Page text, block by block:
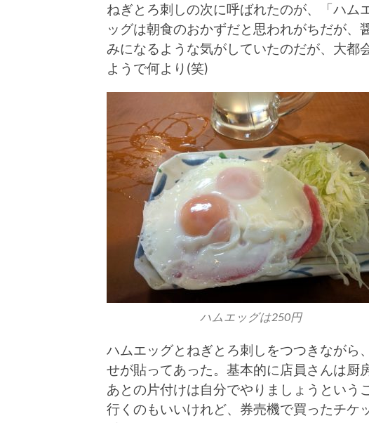
ねぎとろ刺しの次に呼ばれたのが、「ハム
ッグは朝食のおかずだと思われがちだが、
みになるような気がしていたのだが、大都
ようで何より(笑)
ハムエッグは250円
ハムエッグとねぎとろ刺しをつつきながら
せが貼ってあった。基本的に店員さんは厨
あとの片付けは自分でやりましょうという
行くのもいいけれど、券売機で買ったチケ